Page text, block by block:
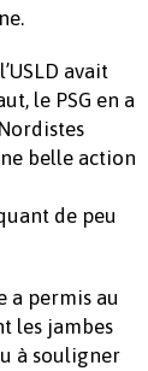
avait
le PSG en a
belle action
de peu
a permis au
les jambes
à souligner